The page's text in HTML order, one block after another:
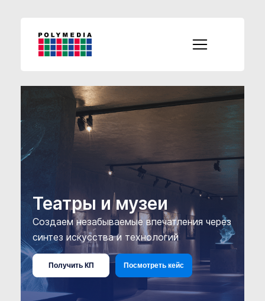
Театры и музеи
Создаем незабываемые впечатления через
синтез искусства и технологий
Получить КП Посмотреть кейс